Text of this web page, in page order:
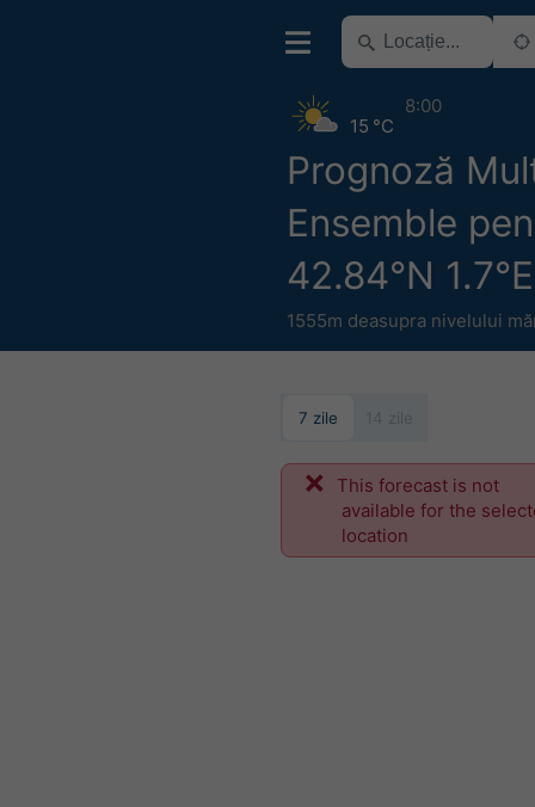
Prognoză
Ensemble
42.84°N 1.7°E
1555m deasupra nivelului
15 °C
8:00
7 zile
This forecast is not
available for the
location